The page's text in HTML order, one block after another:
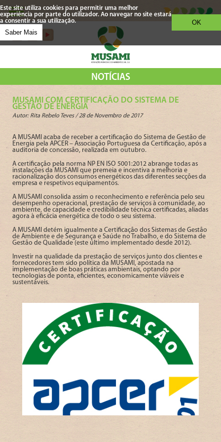
Este site utiliza cookies para permitir uma melhor
experiência por parte do utilizador. Ao navegar no site estará
a consentir a sua utilização.
Saber Mais
OK
NOTÍCIAS
MUSAMI COM CERTIFICAÇÃO DO SISTEMA DE
GESTÃO DE ENERGIA
Autor: Rita Rebelo Teves /28 de Novembro de 2017
A MUSAMI acaba de receber a certificação do Sistema de Gestão de
Energia pela APCER – Associação Portuguesa da Certificação, após a
auditoria de concessão, realizada em outubro.
A certificação pela norma NP EN ISO 5001:2012 abrange todas as
instalações da MUSAMI que premeia e incentiva a melhoria e
racionalização dos consumos energéticos das diferentes secções da
empresa e respetivos equipamentos.
A MUSAMI consolida assim o reconhecimento e referência pelo seu
desempenho operacional, prestação de serviços à comunidade, ao
ambiente, de capacidade e credibilidade técnica certificadas, aliadas
agora à eficácia energética de todo o seu sistema.
A MUSAMI detém igualmente a Certificação dos Sistemas de Gestão
de Ambiente e de Segurança e Saúde no Trabalho, e do Sistema de
Gestão de Qualidade (este último implementado desde 2012).
Investir na qualidade da prestação de serviços junto dos clientes e
fornecedores tem sido política da MUSAMI, apostada na
implementação de boas práticas ambientais, optando por
tecnologias de ponta, eficientes, economicamente viáveis e
sustentáveis.